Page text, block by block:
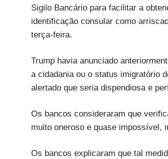
Sigilo Bancário para facilitar a
identificação consular como
terça-feira.
Trump havia anunciado
a cidadania ou o status imigratório
alertado que seria dispendiosa e
Os bancos consideraram que
muito oneroso e quase impossível,
Os bancos explicaram que tal